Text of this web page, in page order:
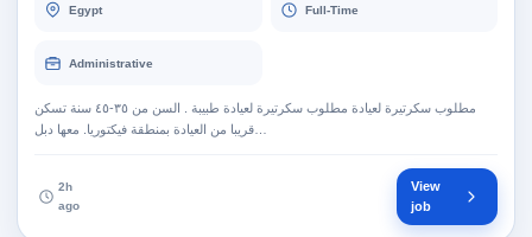
Egypt Full-Time
Administrative
مطلوب سكرتيرة لعيادة مطلوب سكرتيرة لعيادة طبيبة . السن من ٣٥-٤٥ سنة تسكن
2h
ago
View
job